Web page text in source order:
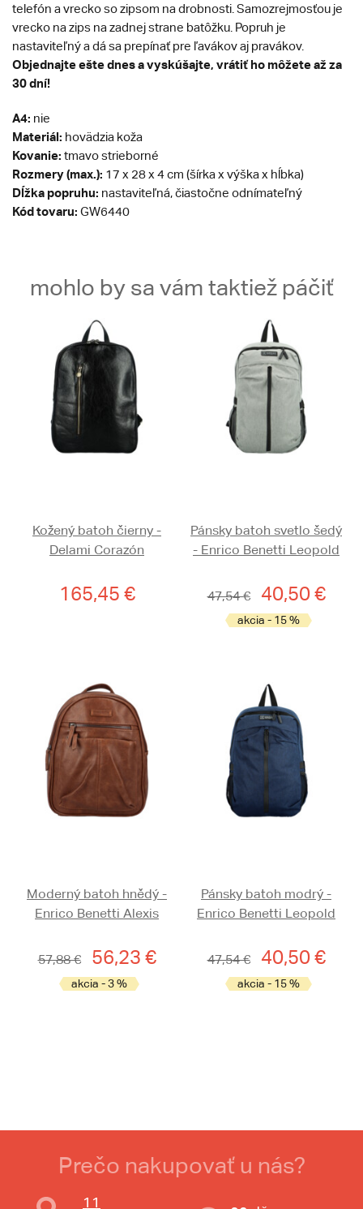
telefón a vrecko so zipsom na drobnosti. Samozrejmosťou je
vrecko na zips na zadnej strane batôžku. Popruh je
nastaviteľný a dá sa prepínať pre ľavákov aj pravákov.
Objednajte ešte dnes a vyskúšajte, vrátiť ho môžete až za
30 dní!
A4: nie
Materiál: hovädzia koža
Kovanie: tmavo strieborné
Rozmery (max.): 17 x 28 x 4 cm (šírka x výška x hĺbka)
Dĺžka popruhu: nastaviteľná, čiastočne odnímateľný
Kód tovaru: GW6440
mohlo by sa vám taktiež páčiť
Kožený batoh čierny -
Delami Corazón
165,45 €
Pánsky batoh svetlo šedý
- Enrico Benetti Leopold
47,54 € 40,50 €
akcia - 15 %
Moderný batoh hnědý -
Enrico Benetti Alexis
57,88 € 56,23 €
akcia - 3 %
Pánsky batoh modrý -
Enrico Benetti Leopold
47,54 € 40,50 €
akcia - 15 %
Prečo nakupovať u nás?
11